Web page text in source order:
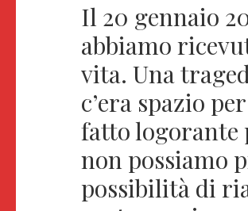
Il 20 gennaio
abbiamo
vita. Una
c’era spazio
fatto logorante
non possiamo
possibilità di